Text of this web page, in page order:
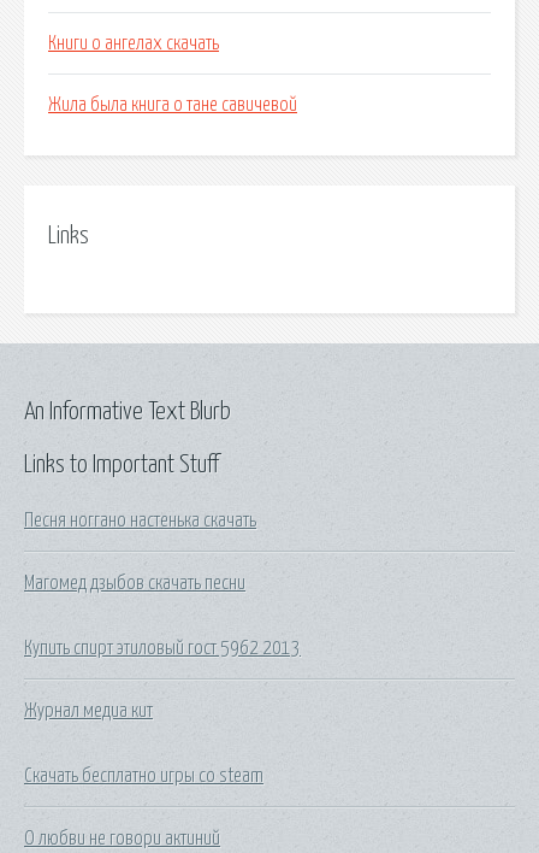
Книги о ангелах скачать
Жила была книга о тане савичевой
Links
Links to Important Stuff
Песня ноггано настенька скачать
Магомед дзыбов скачать песни
Купить спирт этиловый гост 5962 2013
Журнал медиа кит
Скачать бесплатно игры со steam
О любви не говори актиний
An Informative Text Blurb